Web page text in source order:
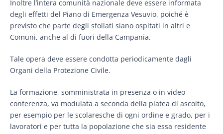
Inoltre l’intera comunità nazionale deve essere informata
degli effetti del Piano di Emergenza Vesuvio, poiché è
previsto che parte degli sfollati siano ospitati in altri e
Comuni, anche al di fuori della Campania.
Tale opera deve essere condotta periodicamente dagli
Organi della Protezione Civile.
La formazione, somministrata in presenza o in video
conferenza, va modulata a seconda della platea di ascolto,
per esempio per le scolaresche di ogni ordine e grado, per i
lavoratori e per tutta la popolazione che sia essa residente